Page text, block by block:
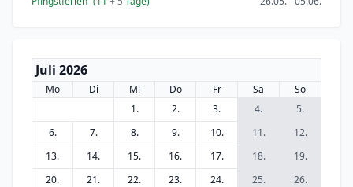
Juli 2026
Mo Di Mi Do Fr Sa
So
1.
2. 3. 4.
5.
6.
7. 8. 9. 10. 11.
12.
13.
14. 15. 16. 17. 18.
19.
20.
21. 22. 23. 24. 25.
26.